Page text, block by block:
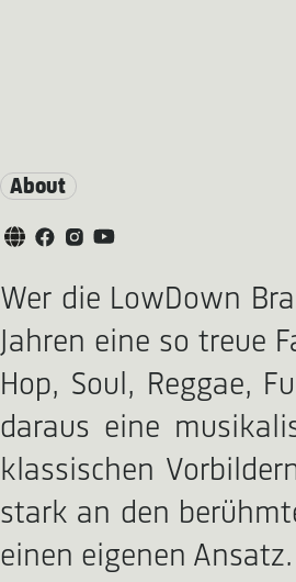
About
Wer die LowDown
Jahren eine so treue
Hop, Soul, Reggae,
daraus eine
klassischen
stark an den
einen eigenen